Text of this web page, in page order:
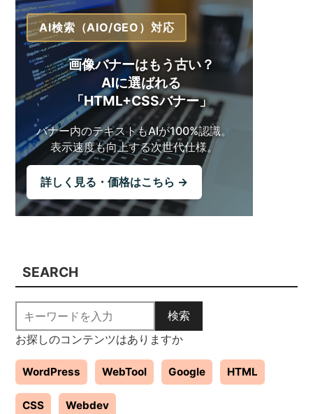
AI検索（AIO/GEO）対応
画像バナーはもう古い？
AIに選ばれる
「HTML+CSSバナー」
バナー内のテキストもAIが100%認識。
表示速度も向上する次世代仕様。
詳しく見る・価格はこちら →
SEARCH
検索
お探しのコンテンツはありますか
WordPress WebTool Google HTML
CSS Webdev